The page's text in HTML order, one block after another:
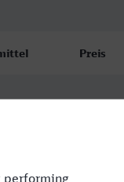
Preis